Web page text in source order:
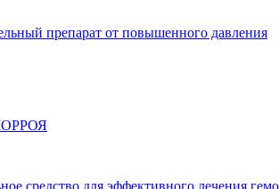
препарат от повышенного давления